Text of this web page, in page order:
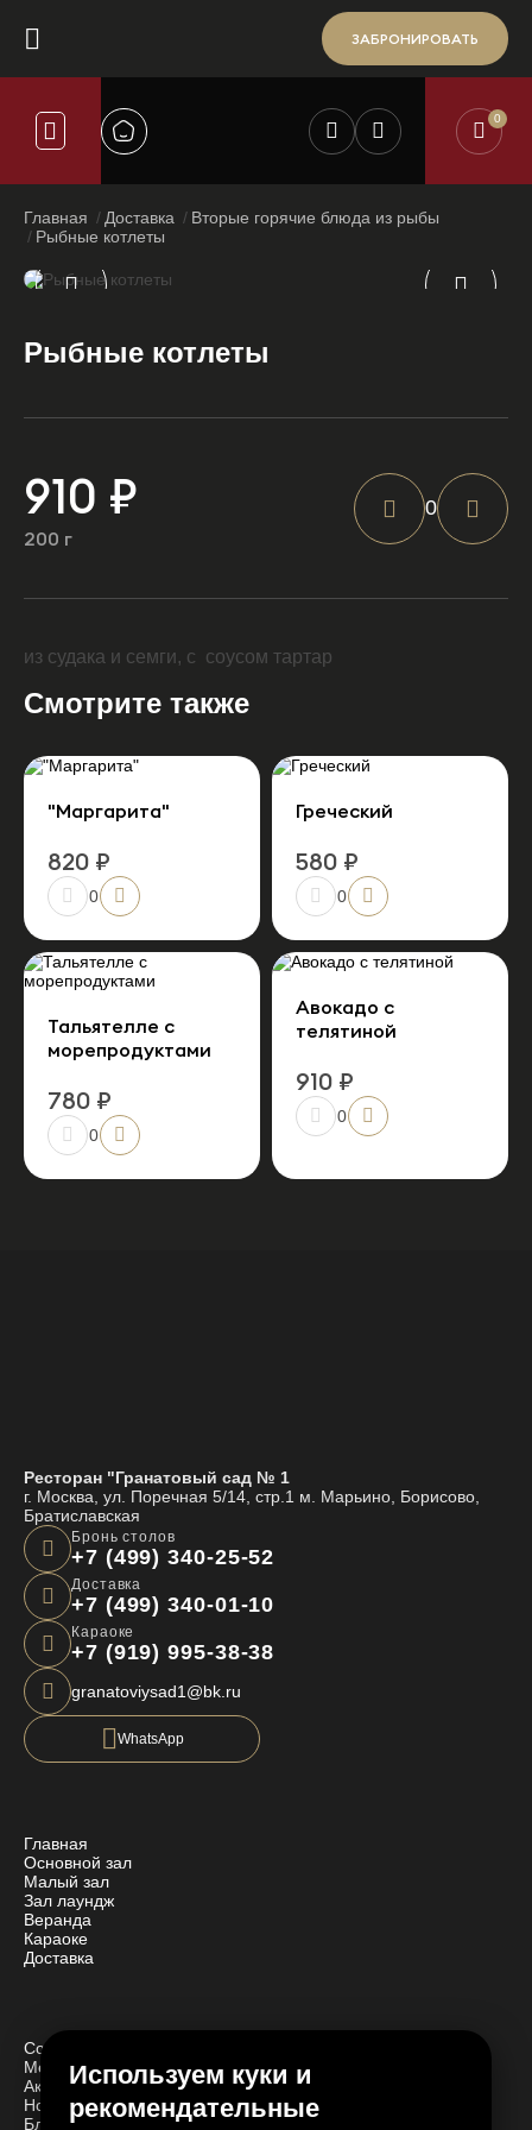
ЗАБРОНИРОВАТЬ
0
Главная Доставка
Вторые горячие блюда из рыбы
Рыбные котлеты
Рыбные котлеты
910 ₽
200 г
0
из судака и семги, с соусом тартар
Смотрите также
"Маргарита"
820 ₽
0
Греческий
580 ₽
0
Тальятелле с
морепродуктами
780 ₽
0
Авокадо с
телятиной
910 ₽
0
Ресторан "Гранатовый сад № 1
г. Москва, ул. Поречная 5/14, стр.1 м. Марьино, Борисово,
Братиславская
Бронь столов
+7 (499) 340-25-52
Доставка
+7 (499) 340-01-10
Караоке
+7 (919) 995-38-38
granatoviysad1@bk.ru
WhatsApp
Главная
Основной зал
Малый зал
Зал лаундж
Веранда
Караоке
Доставка
События
Мероприятия
Акции
Новости
Блог
Используем куки и
рекомендательные